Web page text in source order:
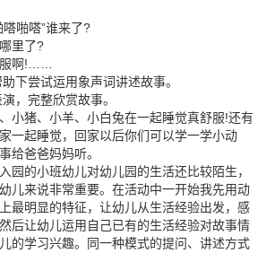
啪嗒”谁来了?
里了?
啊!……
尝试运用象声词讲述故事。
完整欣赏故事。
猪、小羊、小白兔在一起睡觉真舒服!还有
一起睡觉，回家以后你们可以学一学小动
给爸爸妈妈听。
的小班幼儿对幼儿园的生活还比较陌生，
儿来说非常重要。在活动中一开始我先用动
最明显的特征，让幼儿从生活经验出发，感
后让幼儿运用自己已有的生活经验对故事情
的学习兴趣。同一种模式的提问、讲述方式